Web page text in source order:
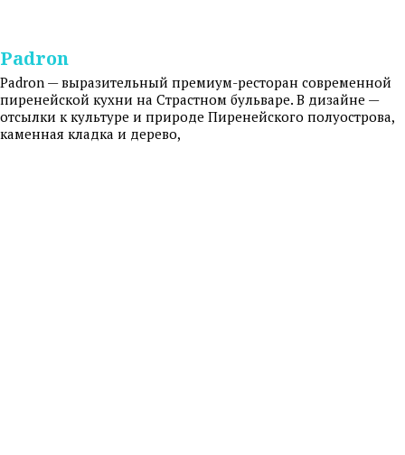
Padron
Padron — выразительный премиум-ресторан современной
пиренейской кухни на Страстном бульваре. В дизайне —
отсылки к культуре и природе Пиренейского полуострова,
каменная кладка и дерево,